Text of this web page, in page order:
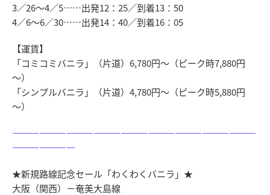
3／26～4／5……出発12：25／到着13：50
4／6～6／30……出発14：40／到着16：05
【運賃】
「コミコミバニラ」（片道）6,780円～（ピーク時7,880円
～）
「シンプルバニラ」（片道）4,780円～（ピーク時5,880円
～）
―――――――――――――――――――――――――――
―――――――
★新規路線記念セール「わくわくバニラ」★
大阪（関西）－奄美大島線